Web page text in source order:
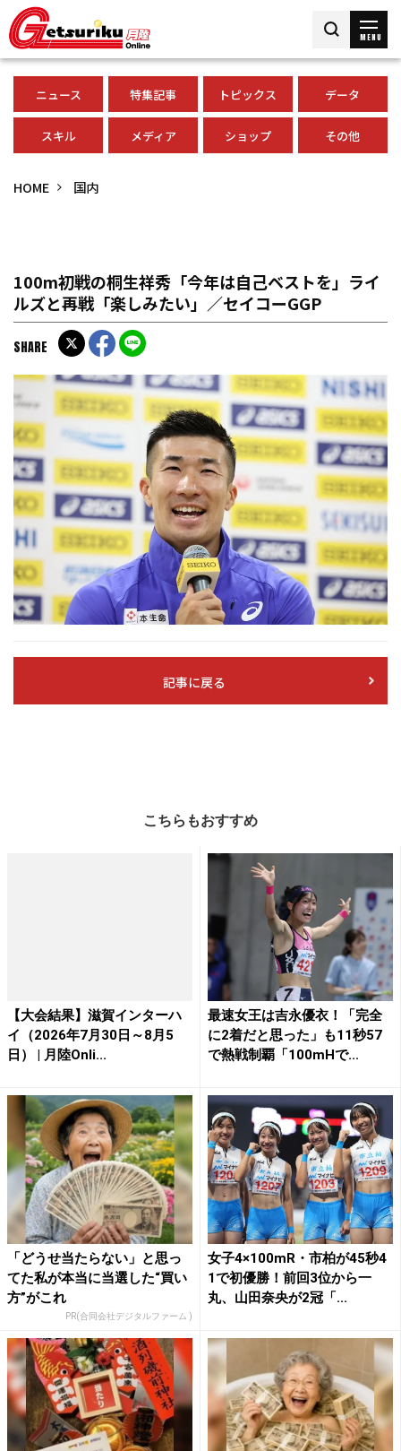
MENU
ニュース 特集記事 トピックス データ
スキル メディア ショップ その他
HOME 国内
100m初戦の桐生祥秀「今年は自己ベストを」ライ
ルズと再戦「楽しみたい」／セイコーGGP
SHARE
記事に戻る
こちらもおすすめ
【大会結果】滋賀インターハ
イ（2026年7月30日～8月5
日） | 月陸Onli...
最速女王は吉永優衣！「完全
に2着だと思った」も11秒57
で熱戦制覇「100mHで...
「どうせ当たらない」と思っ
てた私が本当に当選した“買い
方”がこれ
PR(合同会社デジタルファーム )
女子4×100mR・市柏が45秒4
1で初優勝！前回3位から一
丸、山田奈央が2冠「...